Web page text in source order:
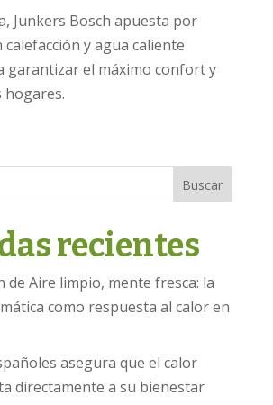
Junkers Bosch apuesta por
y agua caliente
garantizar el máximo confort y
Buscar
recientes
de Aire limpio, mente fresca: la
como respuesta al calor en
asegura que el calor
directamente a su bienestar